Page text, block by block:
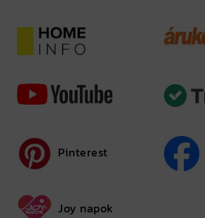
Pinterest
Joy napok